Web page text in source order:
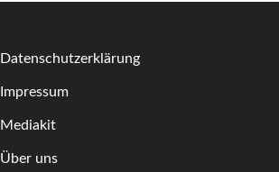
Datenschutzerklärung
Impressum
Mediakit
Über uns